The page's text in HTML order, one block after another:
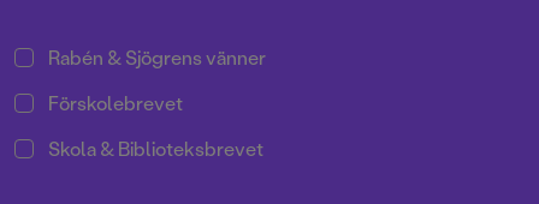
Rabén & Sjögrens vänner
Förskolebrevet
Skola & Biblioteksbrevet